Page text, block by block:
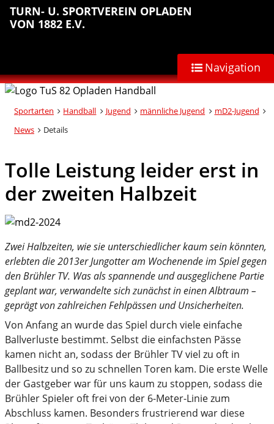
Sprungmarken
Inhalt
anspringen
Hauptnavigation
anspringen
Abteilungsnavigation
anspringen
Fußbereich
anspringen
TURN- U. SPORTVEREIN OPLADEN
VON 1882 E.V.
Navigation
Sportarten Handball Jugend männliche Jugend
mD2-Jugend
News
Details
Tolle Leistung leider erst in
der zweiten Halbzeit
Zwei Halbzeiten, wie sie unterschiedlicher kaum sein könnten,
erlebten die 2013er Jungotter am Wochenende im Spiel gegen
den Brühler TV. Was als spannende und ausgeglichene Partie
geplant war, verwandelte sich zunächst in einen Albtraum –
geprägt von zahlreichen Fehlpässen und Unsicherheiten.
Von Anfang an wurde das Spiel durch viele einfache
Ballverluste bestimmt. Selbst die einfachsten Pässe
kamen nicht an, sodass der Brühler TV viel zu oft in
Ballbesitz und so zu schnellen Toren kam. Die erste Welle
der Gastgeber war für uns kaum zu stoppen, sodass die
Brühler Spieler oft frei von der 6-Meter-Linie zum
Abschluss kamen. Besonders frustrierend war diese